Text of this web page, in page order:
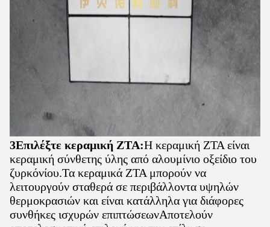
3Επιλέξτε κεραμική ZTA:Η κεραμική ZTA είναι
κεραμική σύνθετης ύλης από αλουμίνιο οξείδιο του
ζυρκόνίου.Τα κεραμικά ZTA μπορούν να
λειτουργούν σταθερά σε περιβάλλοντα υψηλών
θερμοκρασιών και είναι κατάλληλα για διάφορες
συνθήκες ισχυρών επιπτώσεωνΑποτελούν